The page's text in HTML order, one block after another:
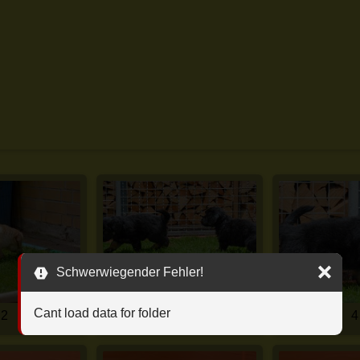
2 4
Schwerwiegender Fehler!
Cant load data for folder